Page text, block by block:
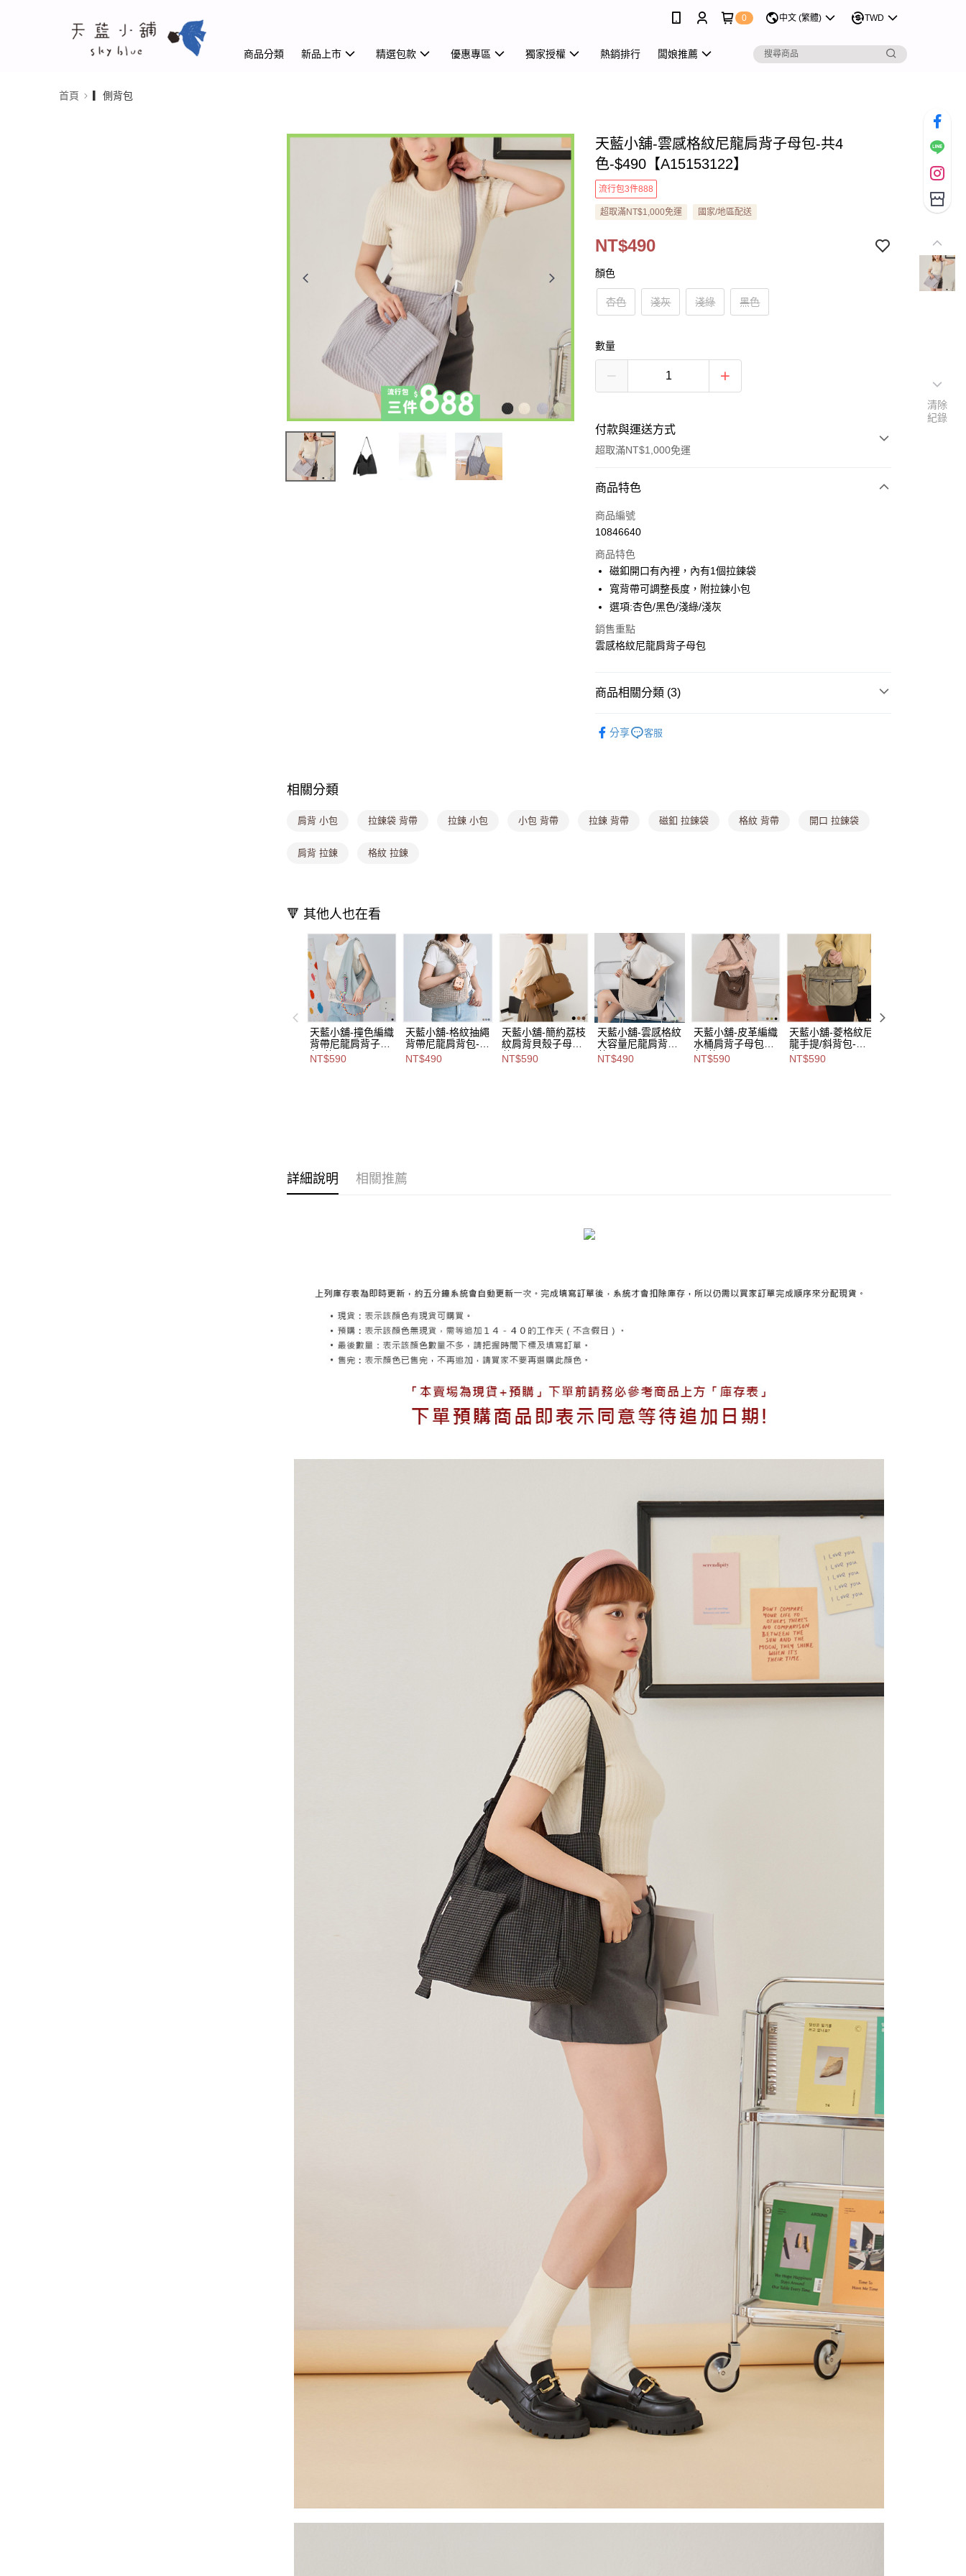
0 中文 (繁體) TWD
商品分類 新品上市 精選包款 優惠專區 獨家授權 熱銷排行 闆娘推薦
首頁 ▎側背包
天藍小舖-雲感格紋尼龍肩背子母包-共4
色-$490【A15153122】
流行包3件888
超取滿NT$1,000免運 國家/地區配送
NT$490
顏色
杏色 淺灰 淺綠 黑色
數量
付款與運送方式
超取滿NT$1,000免運
付款方式
信用卡一次付款
LINE Pay
Apple Pay
悠遊付
大哥付你分期
【大哥付你分期使用說明】
消。如遇「轉專審核」未通過狀況，表示未達大哥付你分期系統評分，恕
1.本服務係由「台灣大哥大股份有限公司」（以下簡稱本公司）所提供，讓
用戶於交易時，得透過本服務購買商品或服務，並由商店將買賣／分期付
款買賣價金債權讓與本公司後，依約使用本公司帳單繳交帳款。
2.基於同意付款使用「大哥付你分期」之契約關係目的，商店將以您的個人
資料（包含姓名、電話或地址）提供予台灣大哥大進項蒐集、處理及利
用，由本公司與您本人進行分期帳單所需資料之確認、核對及更正。
3.完整用戶服務條款，請詳閱以下連結：
https://oppay.tw/userRule
ATM付款
全家取貨付款
付款後萊爾富取貨
每筆NT$8,888，滿NT$8,888(含以上)免運費
7-11取貨付款
每筆NT$80，滿NT$1,000(含以上)免運費
付款後7-11取貨
每筆NT$80，滿NT$1,000(含以上)免運費
商品特色
商品編號
10846640
商品特色
磁釦開口有內裡，內有1個拉鍊袋
寬背帶可調整長度，附拉鍊小包
選項:杏色/黑色/淺綠/淺灰
銷售重點
雲感格紋尼龍肩背子母包
商品相關分類 (3)
分享 客服
相關分類
肩背 小包 拉鍊袋 背帶 拉鍊 小包 小包 背帶 拉鍊 背帶 磁釦 拉鍊袋 格紋 背帶 開口 拉鍊袋
肩背 拉鍊 格紋 拉鍊
🔻 其他人也在看
天藍小舖-撞色編織
背帶尼龍肩背子母
包-共3
色-$590【A15153
NT$590
天藍小舖-格紋抽繩
背帶尼龍肩背包-共
3
色-$490【A15153
NT$490
天藍小舖-簡約荔枝
紋肩背貝殼子母包-
共3
色-$590【A15153
NT$590
天藍小舖-雲感格紋
大容量尼龍肩背包-
共4
色-$490【A15153
NT$490
天藍小舖-皮革編織
水桶肩背子母包中
包-共4
色-$590【A15153
NT$590
天藍小舖-菱格紋尼
龍手提/斜背包-共3
色-$590【A03032
066】
NT$590
詳細說明 相關推薦
清除
紀錄